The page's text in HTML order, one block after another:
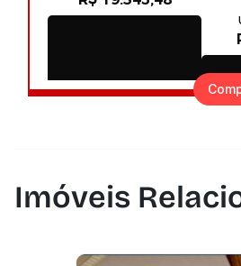
Imóveis